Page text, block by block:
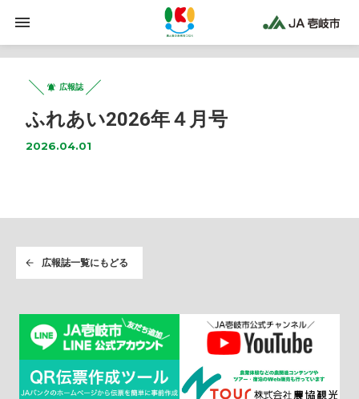
広報誌
ふれあい2026年４月号
2026.04.01
広報誌一覧にもどる